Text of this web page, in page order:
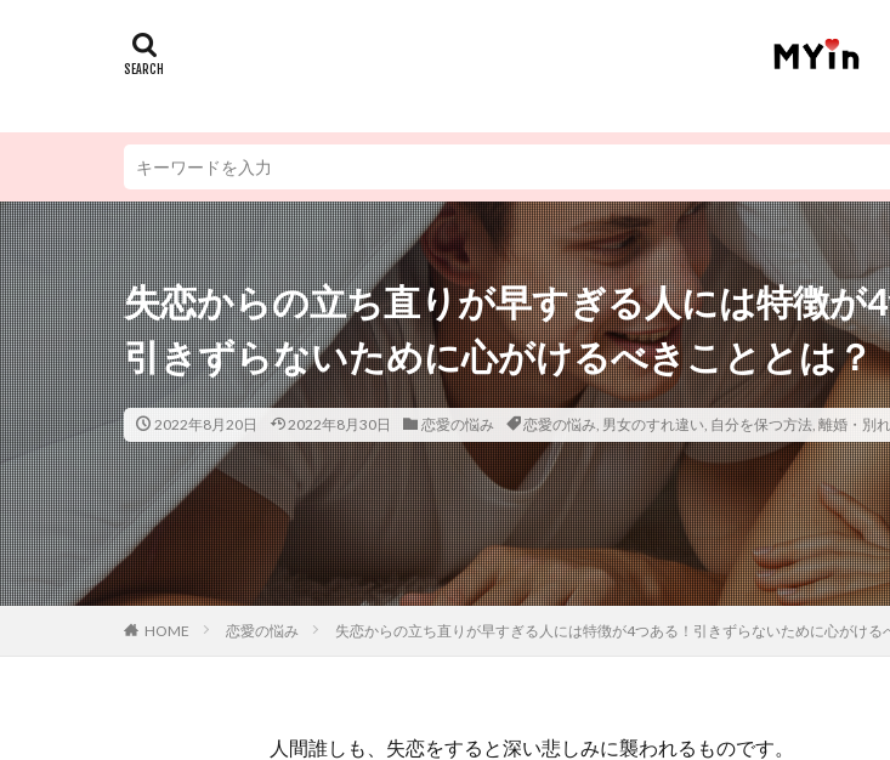
失恋からの立ち直りが早すぎる人には特徴が
引きずらないために心がけるべきこととは？
2022年8月20日 2022年8月30日 恋愛の悩み 恋愛の悩み, 男女のすれ違い, 自分を保つ方法, 離婚・別
HOME 恋愛の悩み 失恋からの立ち直りが早すぎる人には特徴が4つある！引きずらないために心がける
人間誰しも、失恋をすると深い悲しみに襲われるものです。